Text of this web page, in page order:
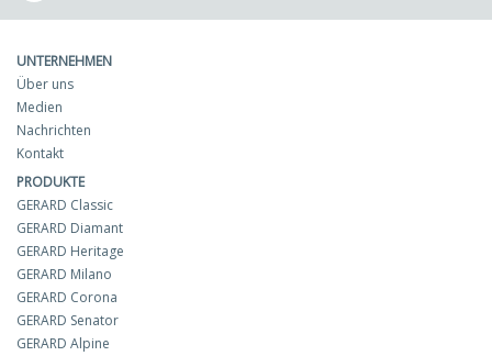
UNTERNEHMEN
Über uns
Medien
Nachrichten
Kontakt
PRODUKTE
GERARD Classic
GERARD Diamant
GERARD Heritage
GERARD Milano
GERARD Corona
GERARD Senator
GERARD Alpine